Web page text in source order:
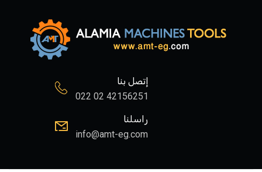
إتصل بنا
022 02 42156251
راسلنا
info@amt-eg.com